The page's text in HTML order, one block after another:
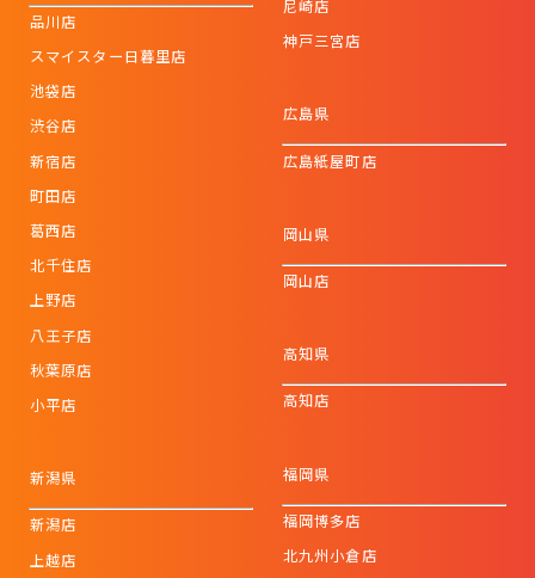
品川店
スマイスター日暮里店
池袋店
渋谷店
新宿店
町田店
葛西店
北千住店
上野店
八王子店
秋葉原店
小平店
新潟県
新潟店
上越店
尼崎店
神戸三宮店
広島県
広島紙屋町店
岡山県
岡山店
高知県
高知店
福岡県
福岡博多店
北九州小倉店